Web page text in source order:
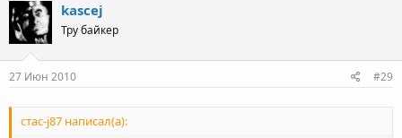
kascej
Тру байкер
27 Июн 2010 #29
стас-j87 написал(а):